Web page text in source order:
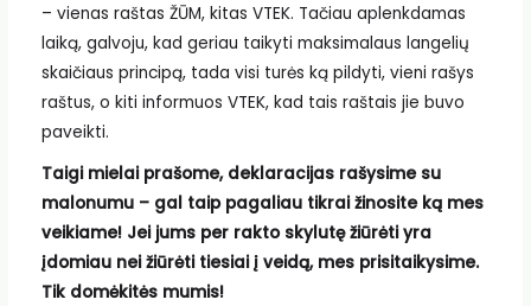
– vienas raštas ŽŪM, kitas VTEK. Tačiau aplenkdamas
laiką, galvoju, kad geriau taikyti maksimalaus langelių
skaičiaus principą, tada visi turės ką pildyti, vieni rašys
raštus, o kiti informuos VTEK, kad tais raštais jie buvo
paveikti.
Taigi mielai prašome, deklaracijas rašysime su
malonumu – gal taip pagaliau tikrai žinosite ką mes
veikiame! Jei jums per rakto skylutę žiūrėti yra
įdomiau nei žiūrėti tiesiai į veidą, mes prisitaikysime.
Tik domėkitės mumis!